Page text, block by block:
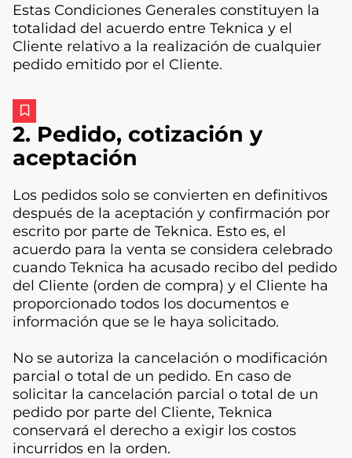
Estas Condiciones Generales constituyen la
totalidad del acuerdo entre Teknica y el
Cliente relativo a la realización de cualquier
pedido emitido por el Cliente.
2. Pedido, cotización y
aceptación
Los pedidos solo se convierten en definitivos
después de la aceptación y confirmación por
escrito por parte de Teknica. Esto es, el
acuerdo para la venta se considera celebrado
cuando Teknica ha acusado recibo del pedido
del Cliente (orden de compra) y el Cliente ha
proporcionado todos los documentos e
información que se le haya solicitado.
No se autoriza la cancelación o modificación
parcial o total de un pedido. En caso de
solicitar la cancelación parcial o total de un
pedido por parte del Cliente, Teknica
conservará el derecho a exigir los costos
incurridos en la orden.